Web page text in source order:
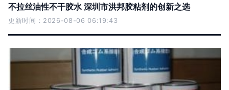
不拉丝油性不干胶水 深圳市洪邦胶粘剂的创新之选
更新时间：2026-08-06 06:19:43